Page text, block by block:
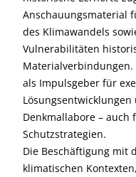
Anschauungsmaterial
des Klimawandels
Vulnerabilitäten
als Impulsgeber für
Denkmallabore –
Schutzstrategien.
Die Beschäftigung mit
klimatischen